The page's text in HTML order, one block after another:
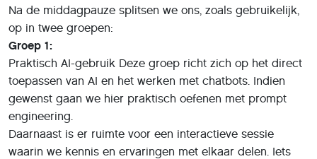
Na de middagpauze splitsen we ons, zoals gebruikelijk,
op in twee groepen:
Groep 1:
Praktisch AI-gebruik Deze groep richt zich op het direct
toepassen van AI en het werken met chatbots. Indien
gewenst gaan we hier praktisch oefenen met prompt
engineering.
Daarnaast is er ruimte voor een interactieve sessie
waarin we kennis en ervaringen met elkaar delen. Iets